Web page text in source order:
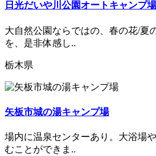
日光だいや川公園オートキャンプ場
大自然公園ならではの、春の花/夏
を、是非体感し..
栃木県
矢板市城の湯キャンプ場
場内に温泉センターあり。大浴場
むことができま..